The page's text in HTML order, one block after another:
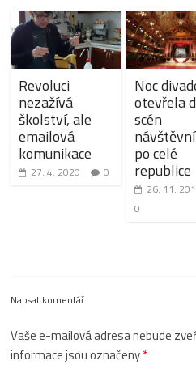
Revoluci
nezažívá
školství, ale
emailová
komunikace
27. 4. 2020 0
Noc
otevřela
scén
po celé
republice
26. 11.
0
Napsat komentář
Vaše e-mailová adresa nebude
informace jsou označeny*